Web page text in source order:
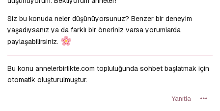
Siz bu konuda neler düşünüyorsunuz? Benzer bir deneyim
yaşadıysanız ya da farklı bir öneriniz varsa yorumlarda
paylaşabilirsiniz.
Bu konu annelerbirlikte.com topluluğunda sohbet başlatmak için
otomatik oluşturulmuştur.
Yanıtla